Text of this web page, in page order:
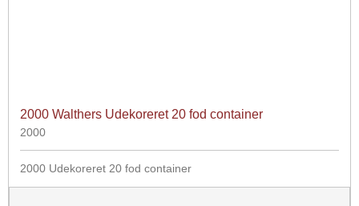
2000 Walthers Udekoreret 20 fod container
2000
2000 Udekoreret 20 fod container